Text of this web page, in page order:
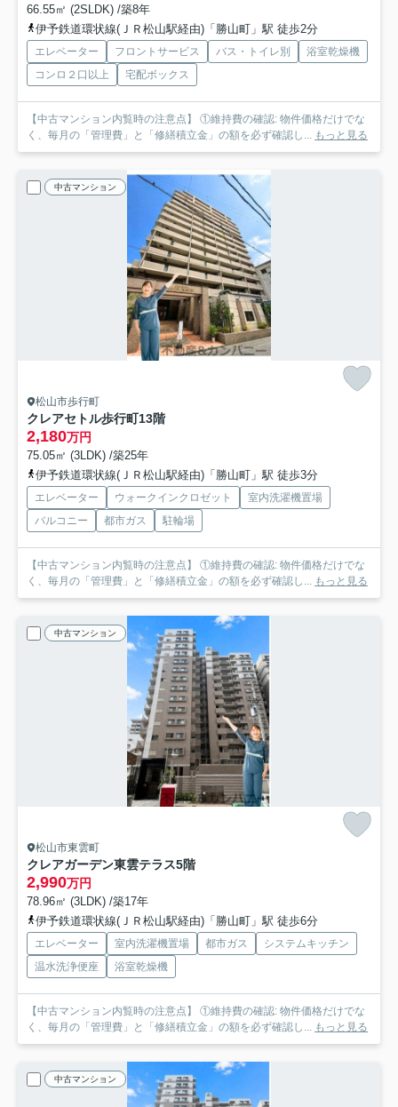
66.55㎡ (2SLDK) /築8年
伊予鉄道環状線(ＪＲ松山駅経由)「勝山町」駅 徒歩2分
エレベーター フロントサービス バス・トイレ別
浴室乾燥機
コンロ２口以上
宅配ボックス
【中古マンション内覧時の注意点】 ①維持費の確認: 物件価格だけでな
く、毎月の「管理費」と「修繕積立金」の額を必ず確認し... もっと見る
中古マンション
松山市歩行町
クレアセトル歩行町13階
2,180万円
75.05㎡ (3LDK) /築25年
伊予鉄道環状線(ＪＲ松山駅経由)「勝山町」駅 徒歩3分
エレベーター ウォークインクロゼット
室内洗濯機置場
バルコニー
都市ガス 駐輪場
【中古マンション内覧時の注意点】 ①維持費の確認: 物件価格だけでな
く、毎月の「管理費」と「修繕積立金」の額を必ず確認し... もっと見る
中古マンション
松山市東雲町
クレアガーデン東雲テラス5階
2,990万円
78.96㎡ (3LDK) /築17年
伊予鉄道環状線(ＪＲ松山駅経由)「勝山町」駅 徒歩6分
エレベーター 室内洗濯機置場 都市ガス
システムキッチン
温水洗浄便座
浴室乾燥機
【中古マンション内覧時の注意点】 ①維持費の確認: 物件価格だけでな
く、毎月の「管理費」と「修繕積立金」の額を必ず確認し... もっと見る
中古マンション